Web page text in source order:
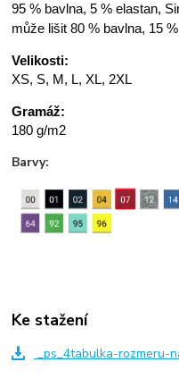
95 % bavlna, 5 % elastan,
může lišit 80 % bavlna, 15
Velikosti:
XS, S, M, L, XL, 2XL
Gramáž:
180 g/m2
Barvy:
Ke stažení
_ps_4tabulka-rozmeru-